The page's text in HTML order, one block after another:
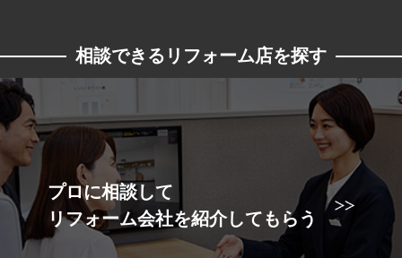
相談できるリフォーム店を探す
プロに相談して
リフォーム会社を紹介してもらう